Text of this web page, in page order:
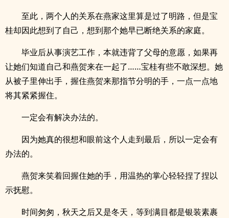
至此，两个人的关系在燕家这里算是过了明路，但是宝
桂却因此想到了自己，想到那个她早已断绝关系的家庭。
毕业后从事演艺工作，本就违背了父母的意愿，如果再
让她们知道自己和燕贺来在一起了……宝桂有些不敢深想。她
从被子里伸出手，握住燕贺来那指节分明的手，一点一点地
将其紧紧握住。
一定会有解决办法的。
因为她真的很想和眼前这个人走到最后，所以一定会有
办法的。
燕贺来笑着回握住她的手，用温热的掌心轻轻捏了捏以
示抚慰。
时间匆匆，秋天之后又是冬天，等到满目都是银装素裹